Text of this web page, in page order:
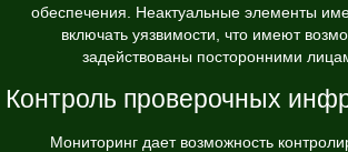
обеспечения. Неактуальные элементы
включать уязвимости, что имеют
задействованы посторонними
Контроль проверочных
Мониторинг дает возможность